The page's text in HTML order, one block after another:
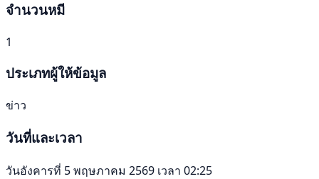
จำนวนหมี
1
ประเภทผู้ให้ข้อมูล
ข่าว
วันที่และเวลา
วันอังคารที่ 5 พฤษภาคม 2569 เวลา 02:25